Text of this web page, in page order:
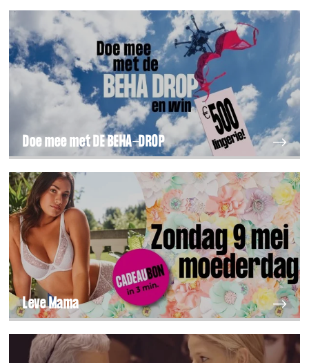
Doe mee met DE BEHA-DROP
Leve Mama